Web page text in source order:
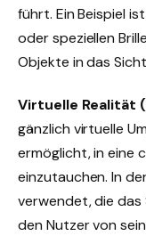
führt. Ein Beispiel
oder speziellen
Objekte in das
Virtuelle Realität
gänzlich virtuelle
ermöglicht, in eine
einzutauchen. In
verwendet, die
den Nutzer von